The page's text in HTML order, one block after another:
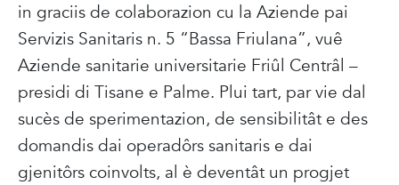
in graciis de colaborazion cu la Aziende pai
Servizis Sanitaris n. 5 “Bassa Friulana”, vuê
Aziende sanitarie universitarie Friûl Centrâl –
presidi di Tisane e Palme. Plui tart, par vie dal
sucès de sperimentazion, de sensibilitât e des
domandis dai operadôrs sanitaris e dai
gjenitôrs coinvolts, al è deventât un progjet